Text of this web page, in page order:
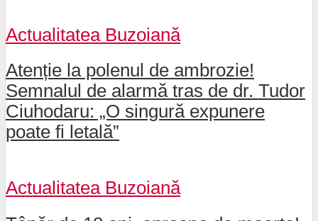
Actualitatea Buzoiană
Atenție la polenul de ambrozie!
Semnalul de alarmă tras de dr. Tudor
Ciuhodaru: „O singură expunere
poate fi letală”
Actualitatea Buzoiană